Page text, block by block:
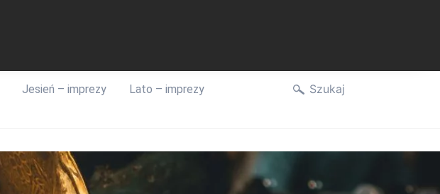
Jesień – imprezy
Lato – imprezy